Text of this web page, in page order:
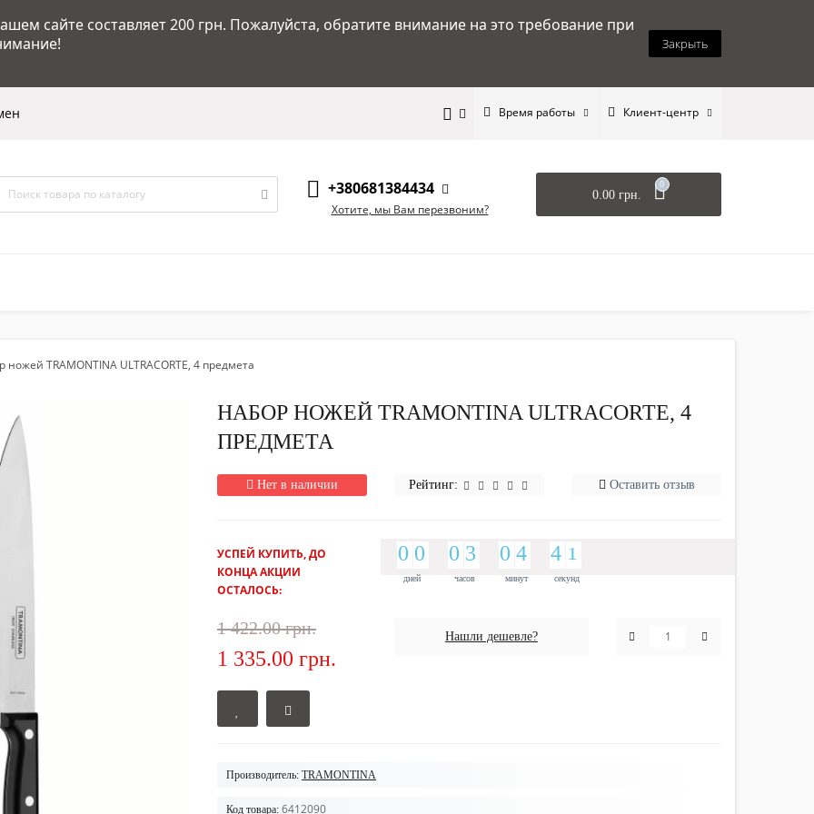
сайте составляет 200 грн. Пожалуйста, обратите внимание на это требование при
Закрыть
Время работы Клиент-центр
+380681384434
Хотите, мы Вам перезвоним?
0.00 грн.
0
ножей TRAMONTINA ULTRACORTE, 4 предмета
НАБОР НОЖЕЙ TRAMONTINA ULTRACORTE, 4
ПРЕДМЕТА
Нет в наличии Рейтинг: Оставить отзыв
УСПЕЙ КУПИТЬ, ДО
КОНЦА АКЦИИ
ОСТАЛОСЬ:
дней
9
9
0
0 9
9
0
0
часов
9
9
0
0 2
2
3
3
минут
9
9
0
0 3
3
4
4
секунд
3
3
4
4 1
1
0
1 422.00 грн.
1 335.00 грн.
Нашли дешевле?
Производитель: TRAMONTINA
Код товара: 6412090